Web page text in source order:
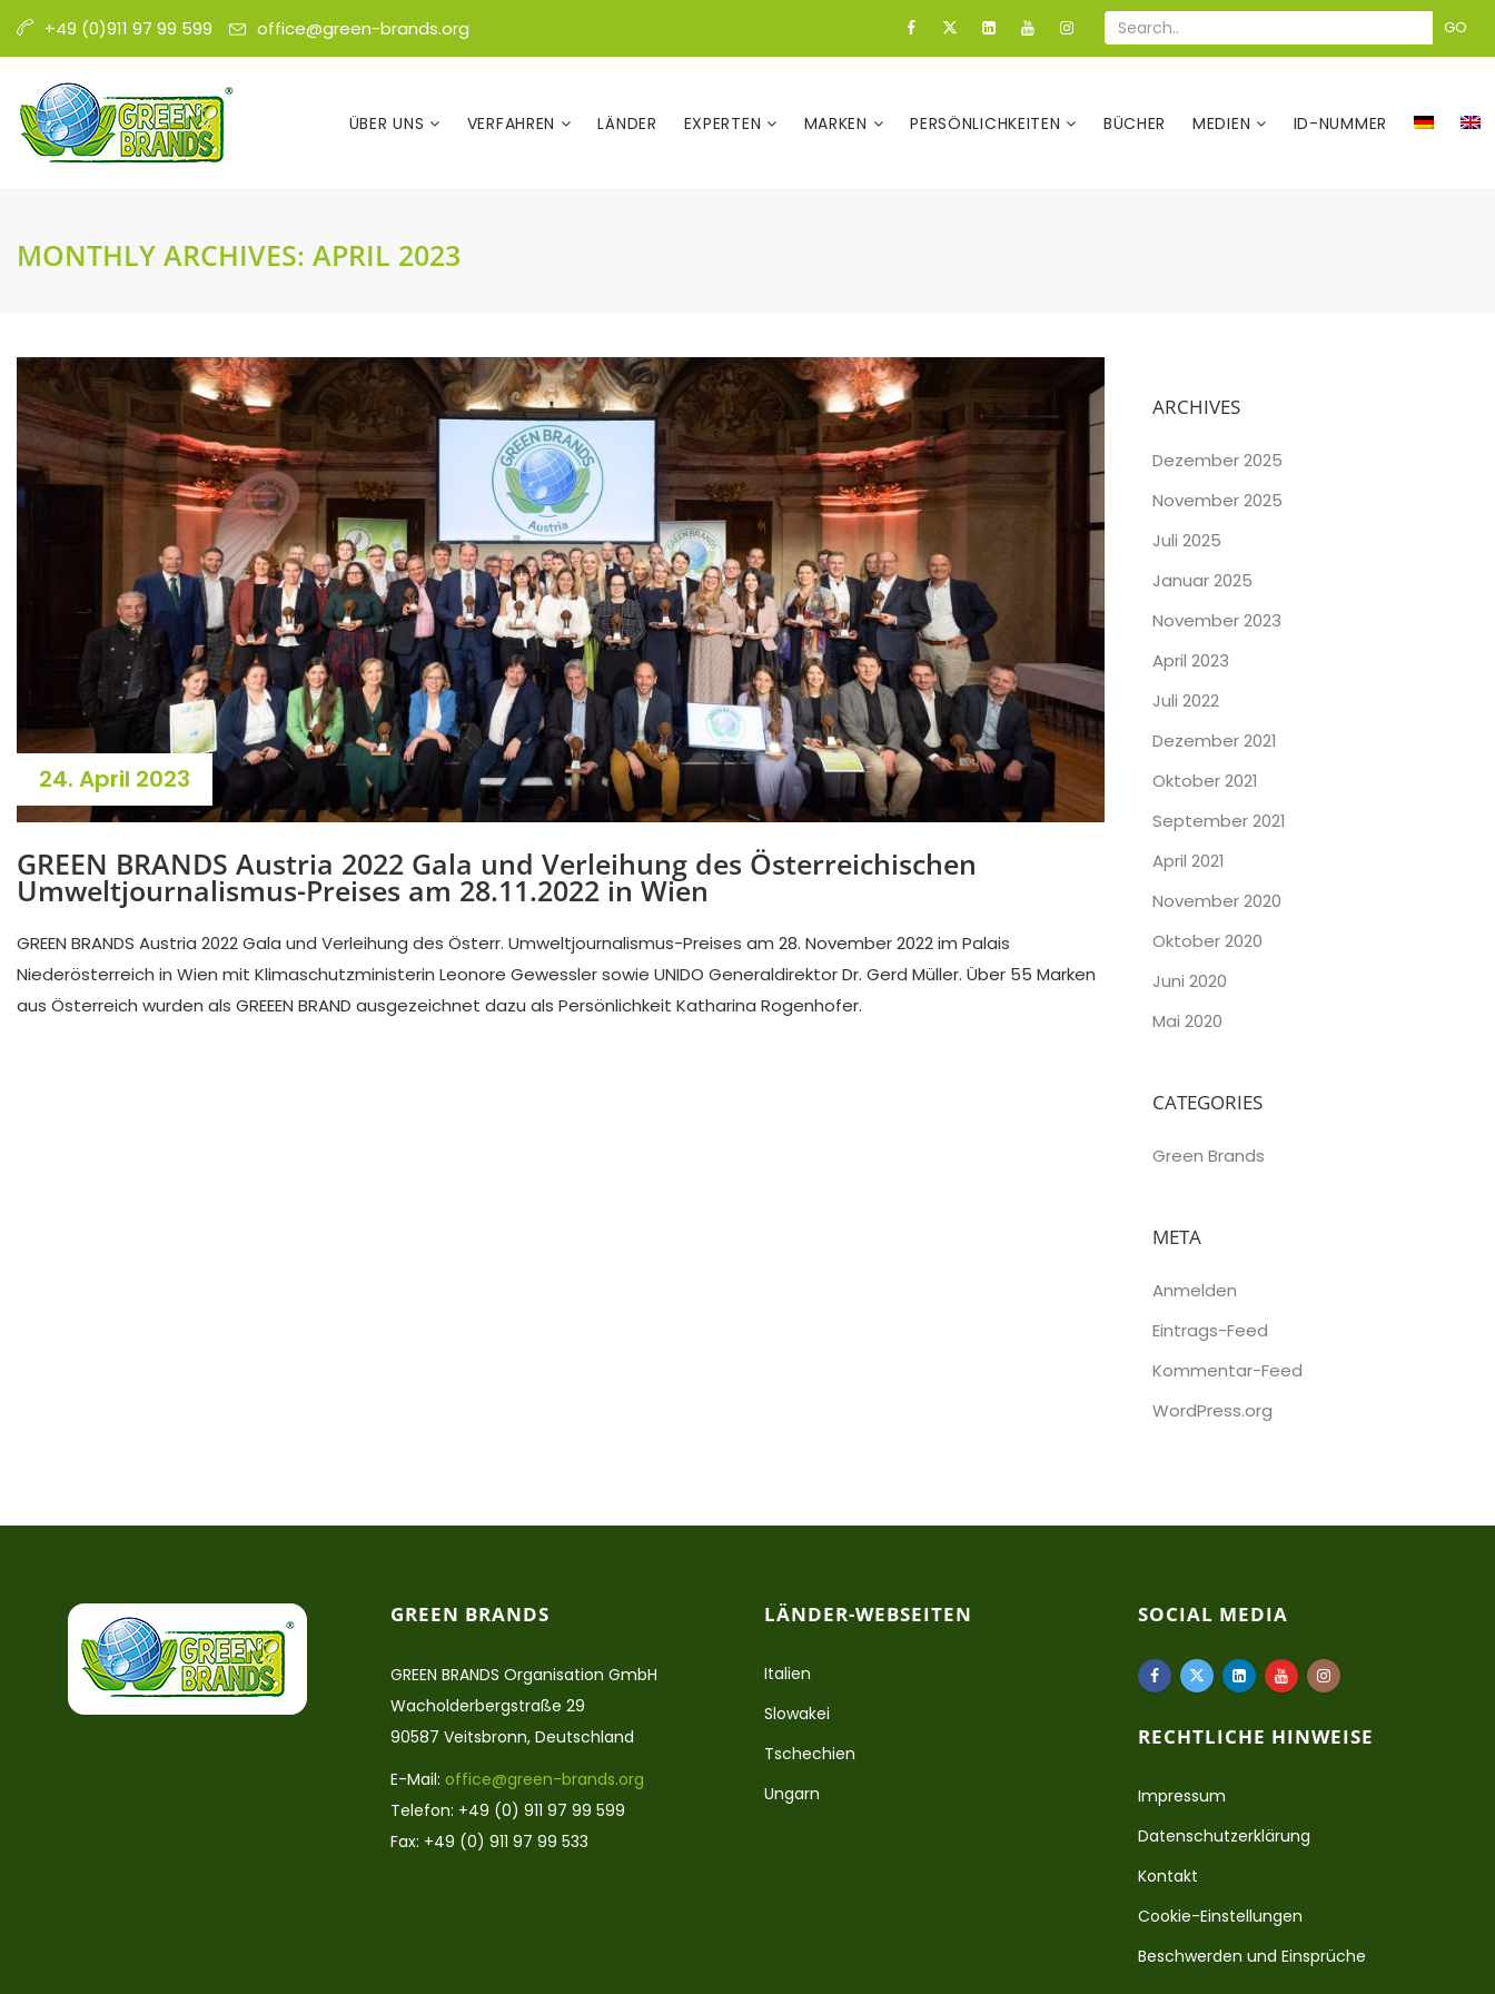
+49 (0)911 97 99 599 office@green-brands.org GO
ÜBER UNS VERFAHREN LÄNDER EXPERTEN MARKEN PERSÖNLICHKEITEN BÜCHER MEDIEN ID-NUMMER
MONTHLY ARCHIVES: APRIL 2023
24. April 2023
GREEN BRANDS Austria 2022 Gala und Verleihung des Österreichischen
Umweltjournalismus-Preises am 28.11.2022 in Wien
GREEN BRANDS Austria 2022 Gala und Verleihung des Österr. Umweltjournalismus-Preises am 28. November 2022 im Palais
Niederösterreich in Wien mit Klimaschutzministerin Leonore Gewessler sowie UNIDO Generaldirektor Dr. Gerd Müller. Über 55 Marken
aus Österreich wurden als GREEEN BRAND ausgezeichnet dazu als Persönlichkeit Katharina Rogenhofer.
ARCHIVES
Dezember 2025
November 2025
Juli 2025
Januar 2025
November 2023
April 2023
Juli 2022
Dezember 2021
Oktober 2021
September 2021
April 2021
November 2020
Oktober 2020
Juni 2020
Mai 2020
CATEGORIES
Green Brands
META
Anmelden
Eintrags-Feed
Kommentar-Feed
WordPress.org
GREEN BRANDS
GREEN BRANDS Organisation GmbH
Wacholderbergstraße 29
90587 Veitsbronn, Deutschland
E-Mail: office@green-brands.org
Telefon: +49 (0) 911 97 99 599
Fax: +49 (0) 911 97 99 533
LÄNDER-WEBSEITEN
Italien
Slowakei
Tschechien
Ungarn
SOCIAL MEDIA
RECHTLICHE HINWEISE
Impressum
Datenschutzerklärung
Kontakt
Cookie-Einstellungen
Beschwerden und Einsprüche